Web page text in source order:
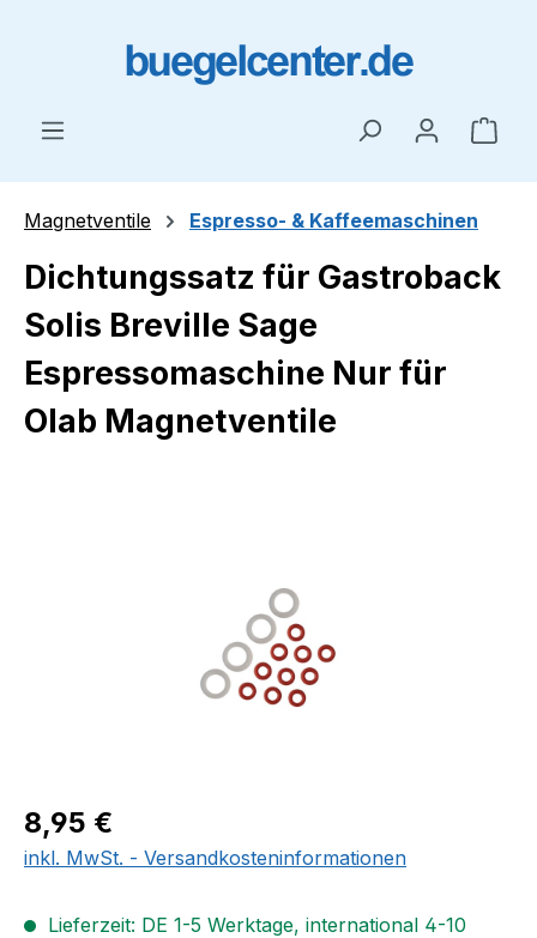
Magnetventile Espresso- & Kaffeemaschinen
Dichtungssatz für Gastroback
Solis Breville Sage
Espressomaschine Nur für
Olab Magnetventile
Regulärer Preis:
8,95 €
inkl. MwSt. - Versandkosteninformationen
Lieferzeit: DE 1-5 Werktage, international 4-10